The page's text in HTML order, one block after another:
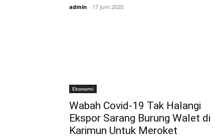
admin - 17 Juni 2020
Ekonomi
Wabah Covid-19 Tak Halangi
Ekspor Sarang Burung Walet di
Karimun Untuk Meroket